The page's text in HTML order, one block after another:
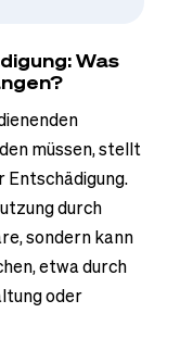
Was
müssen, stellt
Entschädigung.
durch
sondern kann
etwa durch
oder